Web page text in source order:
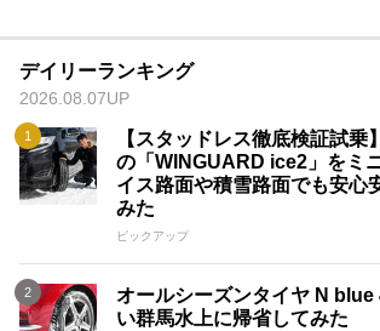
デイリーランキング
2026.08.07UP
【スタッドレス徹底検証試乗
の「WINGUARD ice2」をミ
イス路面や積雪路面でも安心
みた
ピックアップ
オールシーズンタイヤ N
い群馬水上に帰省してみた